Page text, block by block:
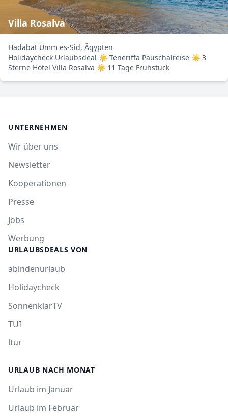
Villa Rosalva
Hadabat Umm es-Sid, Ägypten
Holidaycheck Urlaubsdeal ☀ Teneriffa Pauschalreise ☀ 3
Sterne Hotel Villa Rosalva ☀ 11 Tage Frühstück
UNTERNEHMEN
Wir über uns
Newsletter
Kooperationen
Presse
Jobs
Werbung
URLAUBSDEALS VON
abindenurlaub
Holidaycheck
SonnenklarTV
TUI
ltur
URLAUB NACH MONAT
Urlaub im Januar
Urlaub im Februar